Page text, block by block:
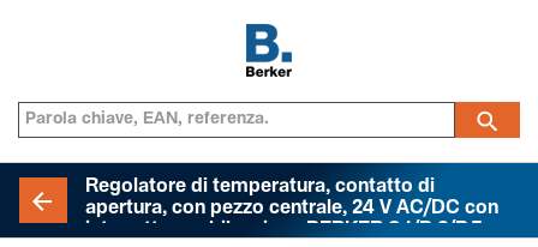
Regolatore di temperatura, contatto di
apertura, con pezzo centrale, 24 V AC/DC con